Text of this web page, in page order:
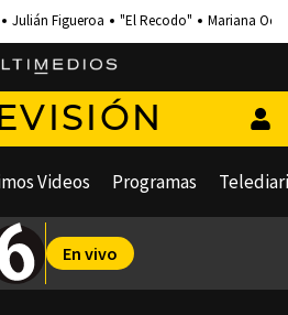
Julián Figueroa "El Recodo" Mariana
Videos Programas
En vivo